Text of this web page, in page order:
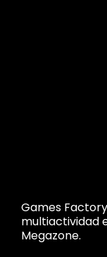
Games
multiactividad
Megazone.